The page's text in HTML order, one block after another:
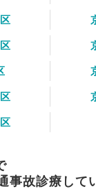
事故診療して